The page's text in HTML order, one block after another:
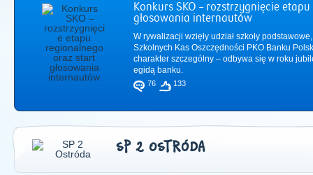
Konkurs SKO – rozstrzygnięcie
głosowania internautów
W rywalizacji wzięły udział szkoły
Szkolnych Kas Oszczędności PKO Banku
charakter szczególny – odbywa się w roku
egidą banku.
76 133
SP 2 OSTRÓDA